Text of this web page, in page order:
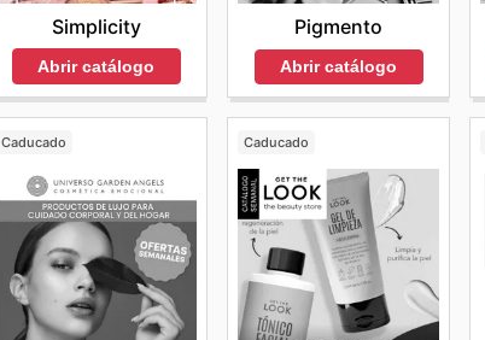
Simplicity
Abrir catálogo
Pigmento
Abrir catálogo
Caducado Caducado